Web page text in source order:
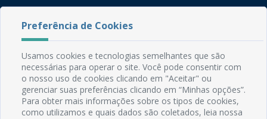
CEP: 58.280-000 - Mamanguape/PB
Email: comunicacao@mamanguape.pb.gov.br
Expediente: Segunda à Sexta, das 08h às 13h
Mapa do Site
Perguntas frequentes
Preferência de Cookies
Usamos cookies e tecnologias semelhantes que são
necessárias para operar o site. Você pode consentir com
o nosso uso de cookies clicando em "Aceitar" ou
gerenciar suas preferências clicando em “Minhas opções”.
Para obter mais informações sobre os tipos de cookies,
como utilizamos e quais dados são coletados, leia nossa